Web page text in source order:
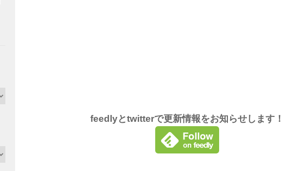
feedlyとtwitterで更新情報をお知らせします！